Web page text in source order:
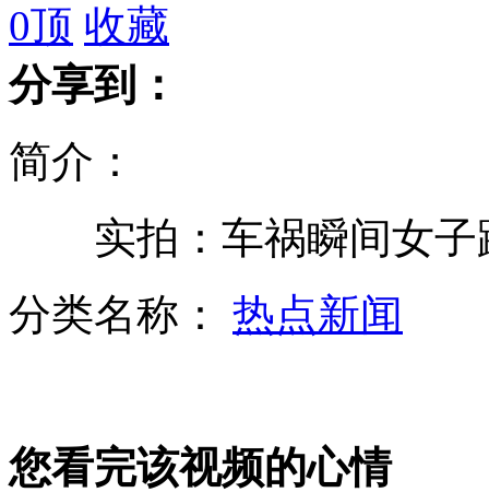
天价猪肉398一斤 喂养饲料含螺旋藻
美科学家打造"火星菜单"全是素食
0顶 收藏
分享到：
简介：
实拍：车祸瞬间女子
分类名称： 热点新闻
您看完该视频的心情